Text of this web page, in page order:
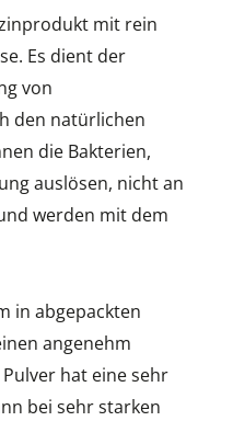
mit rein
Es dient der
von
den natürlichen
die Bakterien,
auslösen, nicht an
werden mit dem
in abgepackten
angenehm
hat eine sehr
bei sehr starken